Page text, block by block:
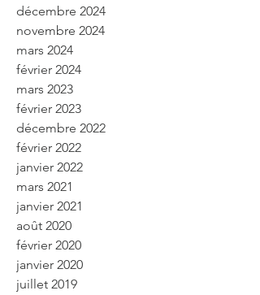
décembre 2024
novembre 2024
mars 2024
février 2024
mars 2023
février 2023
décembre 2022
février 2022
janvier 2022
mars 2021
janvier 2021
août 2020
février 2020
janvier 2020
juillet 2019